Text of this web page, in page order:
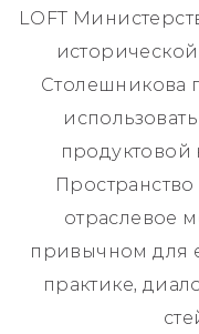
LOFT
Столешникова
продуктовой
Пространство
отраслевое
привычном для
практике,